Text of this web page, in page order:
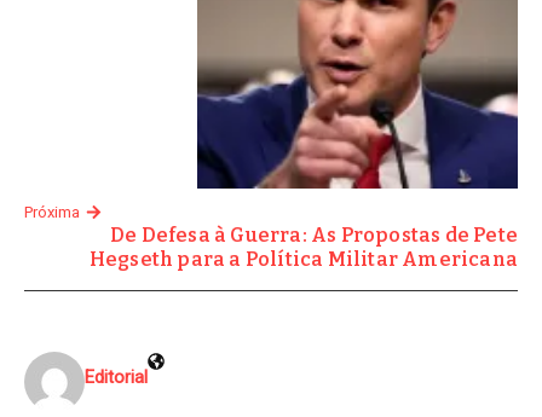
Próxima
De Defesa à Guerra: As Propostas de Pete
Hegseth para a Política Militar Americana
Editorial